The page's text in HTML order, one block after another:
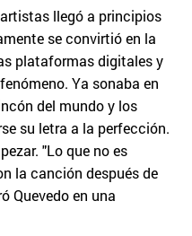
llegó a principios
se convirtió en la
plataformas digitales y
Ya sonaba en
del mundo y los
su letra a la perfección.
"Lo que no es
la canción después de
Quevedo en una